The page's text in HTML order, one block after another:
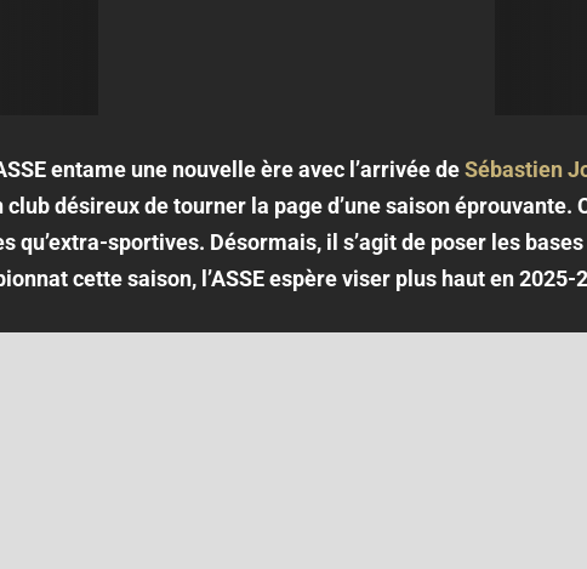
entame une nouvelle ère avec l’arrivée deSébastien
désireux de tourner la page d’une saison éprouvante.
qu’extra-sportives. Désormais, il s’agit de poser les
cette saison, l’ASSE espère viser plus haut en 2025-